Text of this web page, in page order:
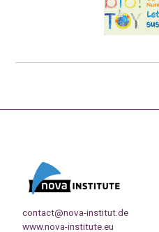
contact@nova-institut.de
www.nova-institute.eu